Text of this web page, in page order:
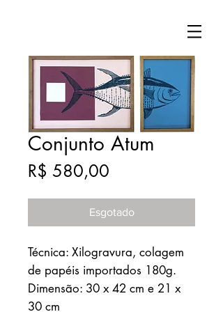
Conjunto Atum
R$ 580,00
Esgotado
Técnica: Xilogravura, colagem
de papéis importados 180g.
Dimensão: 30 x 42 cm e 21 x
30 cm